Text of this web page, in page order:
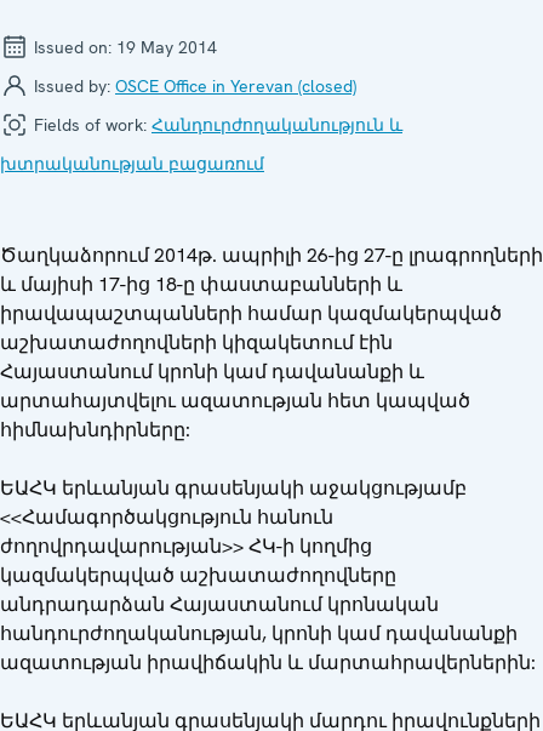
Issued on: 19 May 2014
Issued by: OSCE Office in Yerevan (closed)
Fields of work: Հանդուրժողականություն և
խտրականության բացառում
Ծաղկաձորում 2014թ. ապրիլի 26-ից 27-ը լրագրողների
և մայիսի 17-ից 18-ը փաստաբանների և
իրավապաշտպանների համար կազմակերպված
աշխատաժողովների կիզակետում էին
Հայաստանում կրոնի կամ դավանանքի և
արտահայտվելու ազատության հետ կապված
հիմնախնդիրները:
ԵԱՀԿ երևանյան գրասենյակի աջակցությամբ
<<Համագործակցություն հանուն
ժողովրդավարության>> ՀԿ-ի կողմից
կազմակերպված աշխատաժողովները
անդրադարձան Հայաստանում կրոնական
հանդուրժողականության, կրոնի կամ դավանանքի
ազատության իրավիճակին և մարտահրավերներին:
ԵԱՀԿ երևանյան գրասենյակի մարդու իրավունքների